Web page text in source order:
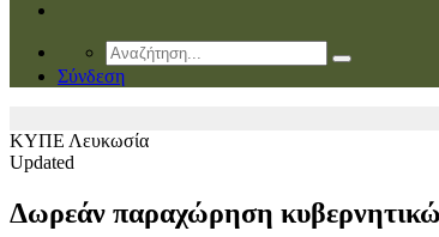
Σύνδεση
ΚΥΠΕ Λευκωσία
Updated
Δωρεάν παραχώρηση